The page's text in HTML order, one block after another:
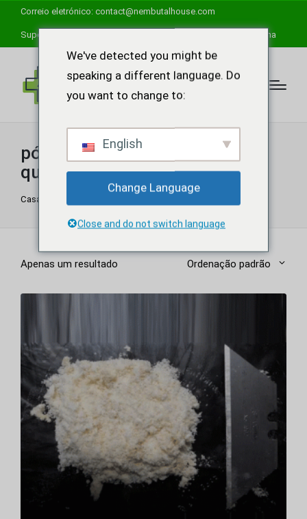
Correio eletrónico: contact@nembutalhouse.com
Suporte de ajuda disponível 24 horas por dia, 7 dias por semana
pó de 5-meo-dmt de alta
qualidade
Casa
Apenas um resultado Ordenação padrão
We've detected you might be
speaking a different language. Do
you want to change to:
English
Change Language
Close and do not switch language